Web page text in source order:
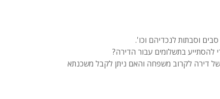
וסבתות לנכדיהם וכו'.
בתשלומים עבור הדירה?
דירה לקרוב משפחה והאם ניתן לקבל משכנתא